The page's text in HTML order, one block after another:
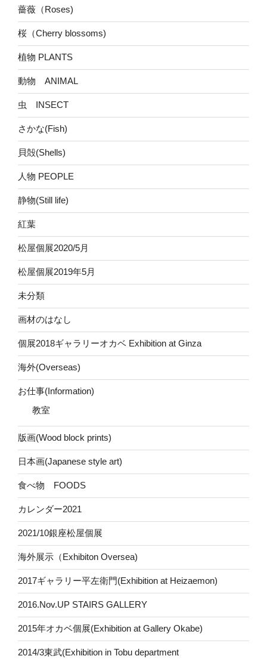
薔薇（Roses)
桜（Cherry blossoms)
植物 PLANTS
動物 ANIMAL
虫 INSECT
さかな(Fish)
貝殻(Shells)
人物 PEOPLE
静物(Still life)
紅葉
松屋個展2020/5月
松屋個展2019年5月
未分類
画材のはなし
個展2018ギャラリーオカベ Exhibition at Ginza
海外(Overseas)
お仕事(Information)
教室
版画(Wood block prints)
日本画(Japanese style art)
食べ物 FOODS
カレンダー2021
2021/10銀座松屋個展
海外展示（Exhibiton Oversea)
2017ギャラリー平左衛門(Exhibition at Heizaemon)
2016.Nov.UP STAIRS GALLERY
2015年オカベ個展(Exhibition at Gallery Okabe)
2014/3東武(Exhibition in Tobu department